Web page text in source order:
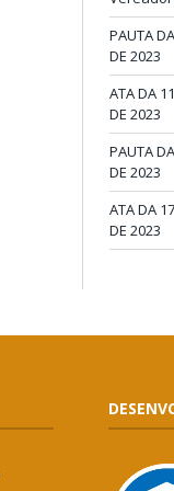
PAUTA
DE 2023
ATA DA
DE 2023
PAUTA
DE 2023
ATA DA
DE 2023